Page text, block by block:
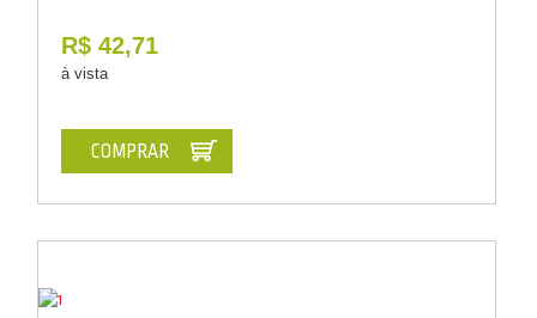
R$ 42,71
à vista
COMPRAR